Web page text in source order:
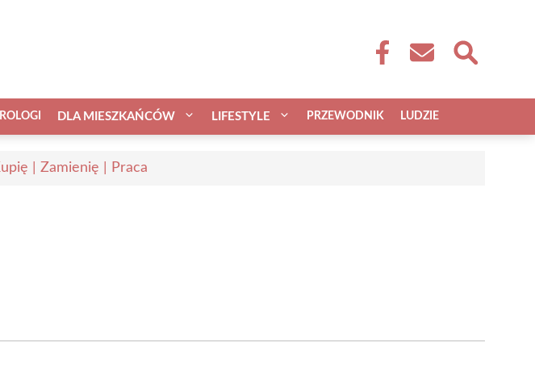
DLA MIESZKAŃCÓW LIFESTYLE PRZEWODNIK LUDZIE
| Zamienię | Praca